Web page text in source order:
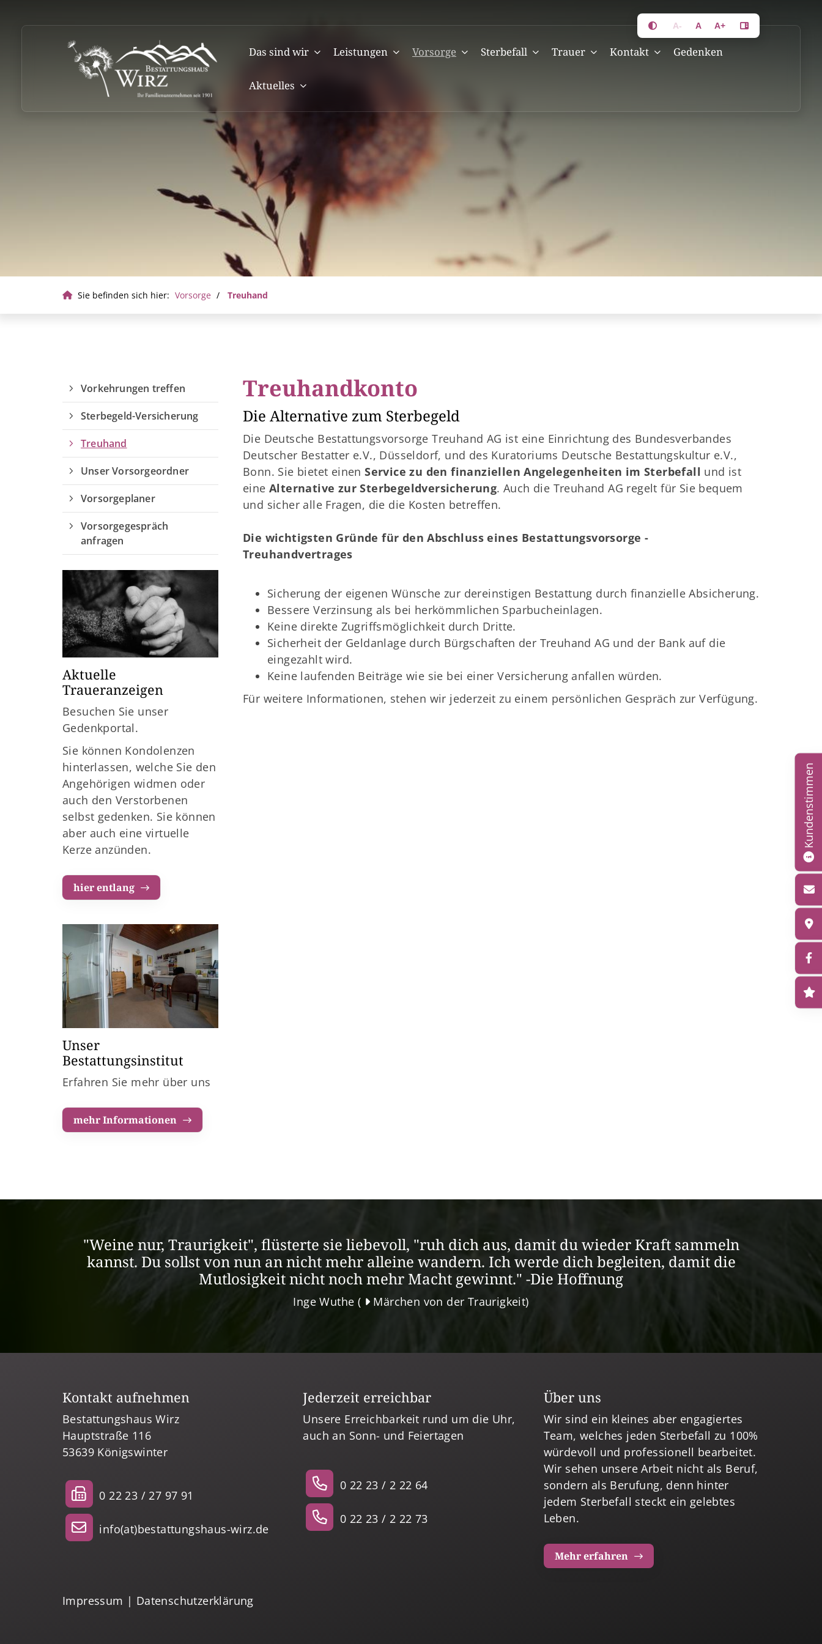
A- A A+
Das sind wir Leistungen Vorsorge Sterbefall Trauer Kontakt Gedenken
Aktuelles
Sie befinden sich hier: Vorsorge Treuhand
Treuhandkonto
Die Alternative zum Sterbegeld
Die Deutsche Bestattungsvorsorge Treuhand AG ist eine Einrichtung des Bundesverbandes
Deutscher Bestatter e.V., Düsseldorf, und des Kuratoriums Deutsche Bestattungskultur e.V.,
Bonn. Sie bietet einenService zu den finanziellen Angelegenheiten im Sterbefall und ist
eine Alternative zur Sterbegeldversicherung. Auch die Treuhand AG regelt für Sie bequem
und sicher alle Fragen, die die Kosten betreffen.
Die wichtigsten Gründe für den Abschluss eines Bestattungsvorsorge -
Treuhandvertrages
Sicherung der eigenen Wünsche zur dereinstigen Bestattung durch finanzielle Absicherung.
Bessere Verzinsung als bei herkömmlichen Sparbucheinlagen.
Keine direkte Zugriffsmöglichkeit durch Dritte.
Sicherheit der Geldanlage durch Bürgschaften der Treuhand AG und der Bank auf die
eingezahlt wird.
Keine laufenden Beiträge wie sie bei einer Versicherung anfallen würden.
Für weitere Informationen, stehen wir jederzeit zu einem persönlichen Gespräch zur Verfügung.
Vorkehrungen treffen
Sterbegeld-Versicherung
Treuhand
Unser Vorsorgeordner
Vorsorgeplaner
Vorsorgegespräch
anfragen
Aktuelle
Traueranzeigen
Besuchen Sie unser
Gedenkportal.
Sie können Kondolenzen
hinterlassen, welche Sie den
Angehörigen widmen oder
auch den Verstorbenen
selbst gedenken. Sie können
aber auch eine virtuelle
Kerze anzünden.
hier entlang
Unser
Bestattungsinstitut
Erfahren Sie mehr über uns
mehr Informationen
"Weine nur, Traurigkeit", flüsterte sie liebevoll, "ruh dich aus, damit du wieder Kraft sammeln
kannst. Du sollst von nun an nicht mehr alleine wandern. Ich werde dich begleiten, damit die
Mutlosigkeit nicht noch mehr Macht gewinnt." -Die Hoffnung
Inge Wuthe ( Märchen von der Traurigkeit)
Kontakt aufnehmen
Bestattungshaus Wirz
Hauptstraße 116
53639 Königswinter
0 22 23 / 27 97 91
info(at)bestattungshaus-wirz.de
Jederzeit erreichbar
Unsere Erreichbarkeit rund um die Uhr,
auch an Sonn- und Feiertagen
0 22 23 / 2 22 64
0 22 23 / 2 22 73
Über uns
Wir sind ein kleines aber engagiertes
Team, welches jeden Sterbefall zu 100%
würdevoll und professionell bearbeitet.
Wir sehen unsere Arbeit nicht als Beruf,
sondern als Berufung, denn hinter
jedem Sterbefall steckt ein gelebtes
Leben.
Mehr erfahren
Impressum | Datenschutzerklärung
Kundenstimmen